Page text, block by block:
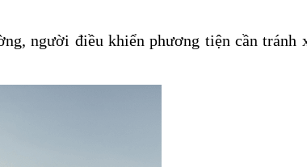
người điều khiển phương tiện cần tránh